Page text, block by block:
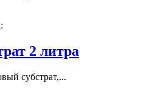
2 литра
субстрат,...